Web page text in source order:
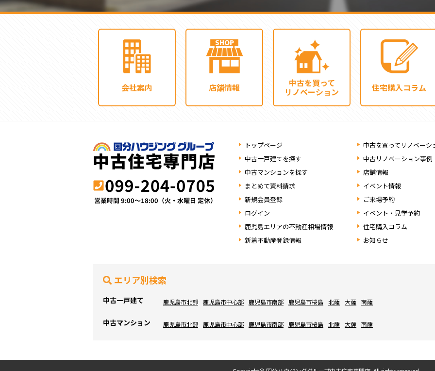
会社案内 店舗情報 中古を買って
リノベーション 住宅購入コラム
トップページ
中古一戸建てを探す
中古マンションを探す
まとめて資料請求
新規会員登録
ログイン
鹿児島エリアの不動産相場情報
新着不動産登録情報
中古を買ってリノベーシ
中古リノベーション事例
店舗情報
イベント情報
ご来場予約
イベント・見学予約
住宅購入コラム
お知らせ
エリア別検索
中古一戸建て 鹿児島市北部 鹿児島市中心部 鹿児島市南部 鹿児島市桜島 北薩 大薩 南薩
中古マンション 鹿児島市北部 鹿児島市中心部 鹿児島市南部 鹿児島市桜島 北薩 大薩 南薩